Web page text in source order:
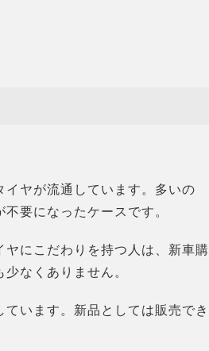
ヤが流通しています。多いの
要になったケースです。
にこだわりを持つ人は、新車購
なくありません。
います。新品としては販売でき